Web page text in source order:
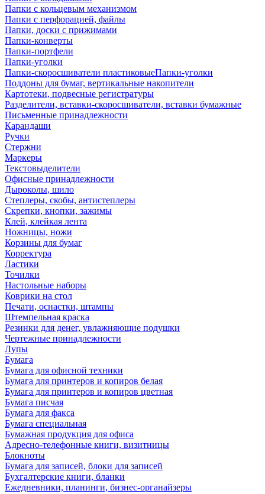
Папки с кольцевым механизмом
Папки с перфорацией, файлы
Папки, доски с прижимами
Папки-конверты
Папки-портфели
Папки-уголки
Папки-скоросшиватели пластиковыеПапки-уголки
Поддоны для бумаг, вертикальные накопители
Картотеки, подвесные регистратуры
Разделители, вставки-скоросшиватели, вставки бумажные
Письменные принадлежности
Карандаши
Ручки
Стержни
Маркеры
Текстовыделители
Офисные принадлежности
Дыроколы, шило
Степлеры, скобы, антистеплеры
Скрепки, кнопки, зажимы
Клей, клейкая лента
Ножницы, ножи
Корзины для бумаг
Корректура
Ластики
Точилки
Настольные наборы
Коврики на стол
Печати, оснастки, штампы
Штемпельная краска
Резинки для денег, увлажняющие подушки
Чертежные принадлежности
Лупы
Бумага
Бумага для офисной техники
Бумага для принтеров и копиров белая
Бумага для принтеров и копиров цветная
Бумага писчая
Бумага для факса
Бумага специальная
Бумажная продукция для офиса
Адресно-телефонные книги, визитницы
Блокноты
Бумага для записей, блоки для записей
Бухгалтерские книги, бланки
Ежедневники, планинги, бизнес-органайзеры